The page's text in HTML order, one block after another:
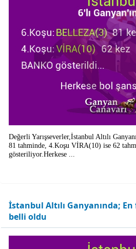
Değerli Yarışseverler,İstanbul Altılı
81 tahminde, 4.Koşu VİRA(10) ise 62
gösteriliyor.Herkese ...
İstanbul Altılı Ganyanında;
belli oldu